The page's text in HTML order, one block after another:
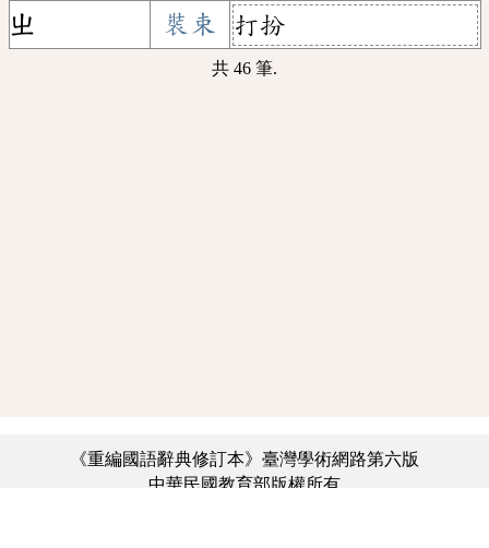
ㄓ
裝束 打扮
共 46 筆.
《重編國語辭典修訂本》臺灣學術網路第六版
中華民國教育部版權所有